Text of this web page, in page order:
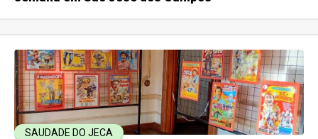
SAUDADE DO JECA